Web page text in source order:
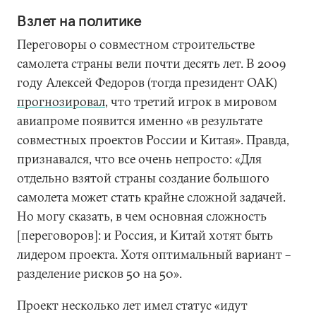
Взлет на политике
Переговоры о совместном строительстве
самолета страны вели почти десять лет. В 2009
году Алексей Федоров (тогда президент ОАК)
прогнозировал, что третий игрок в мировом
авиапроме появится именно «в результате
совместных проектов России и Китая». Правда,
признавался, что все очень непросто: «Для
отдельно взятой страны создание большого
самолета может стать крайне сложной задачей.
Но могу сказать, в чем основная сложность
[переговоров]: и Россия, и Китай хотят быть
лидером проекта. Хотя оптимальный вариант –
разделение рисков 50 на 50».
Проект несколько лет имел статус «идут